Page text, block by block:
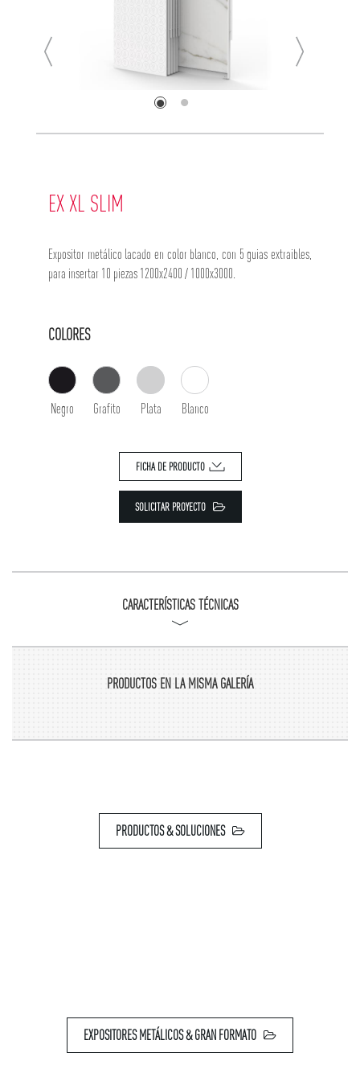
EX XL SLIM
Expositor metálico lacado en color blanco, con 5 guias extraibles,
para insertar 10 piezas 1200x2400 / 1000x3000.
COLORES
Negro Grafito Plata Blanco
FICHA DE PRODUCTO
SOLICITAR PROYECTO
CARACTERÍSTICAS TÉCNICAS
PRODUCTOS EN LA MISMA GALERÍA
PRODUCTOS & SOLUCIONES
EXPOSITORES METÁLICOS & GRAN FORMATO